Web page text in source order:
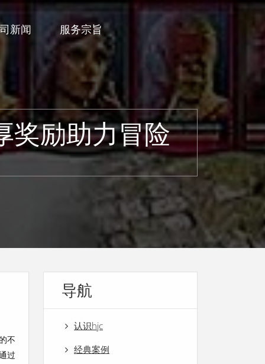
新闻 服务宗旨
奖励助力冒险
不
过
导航
认识hjc
经典案例